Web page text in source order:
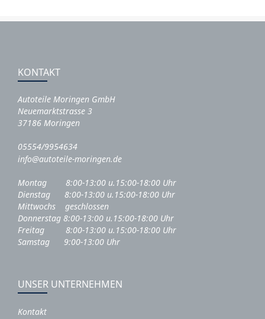
KONTAKT
Autoteile Moringen GmbH
Neuemarktstrasse 3
37186 Moringen
05554/9954634
info@autoteile-moringen.de
Montag 8:00-13:00 u.15:00-18:00 Uhr
Dienstag 8:00-13:00 u.15:00-18:00 Uhr
Mittwochs geschlossen
Donnerstag 8:00-13:00 u.15:00-18:00 Uhr
Freitag 8:00-13:00 u.15:00-18:00 Uhr
Samstag 9:00-13:00 Uhr
UNSER UNTERNEHMEN
Kontakt